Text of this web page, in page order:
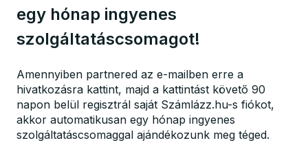
egy hónap ingyenes
szolgáltatáscsomagot!
Amennyiben partnered az e-mailben erre a
hivatkozásra kattint, majd a kattintást követő 90
napon belül regisztrál saját Számlázz.hu-s fiókot,
akkor automatikusan egy hónap ingyenes
szolgáltatáscsomaggal ajándékozunk meg téged.